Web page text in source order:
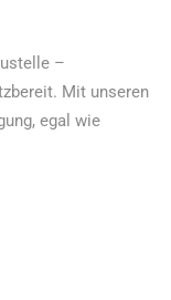
–
Mit unseren
egal wie